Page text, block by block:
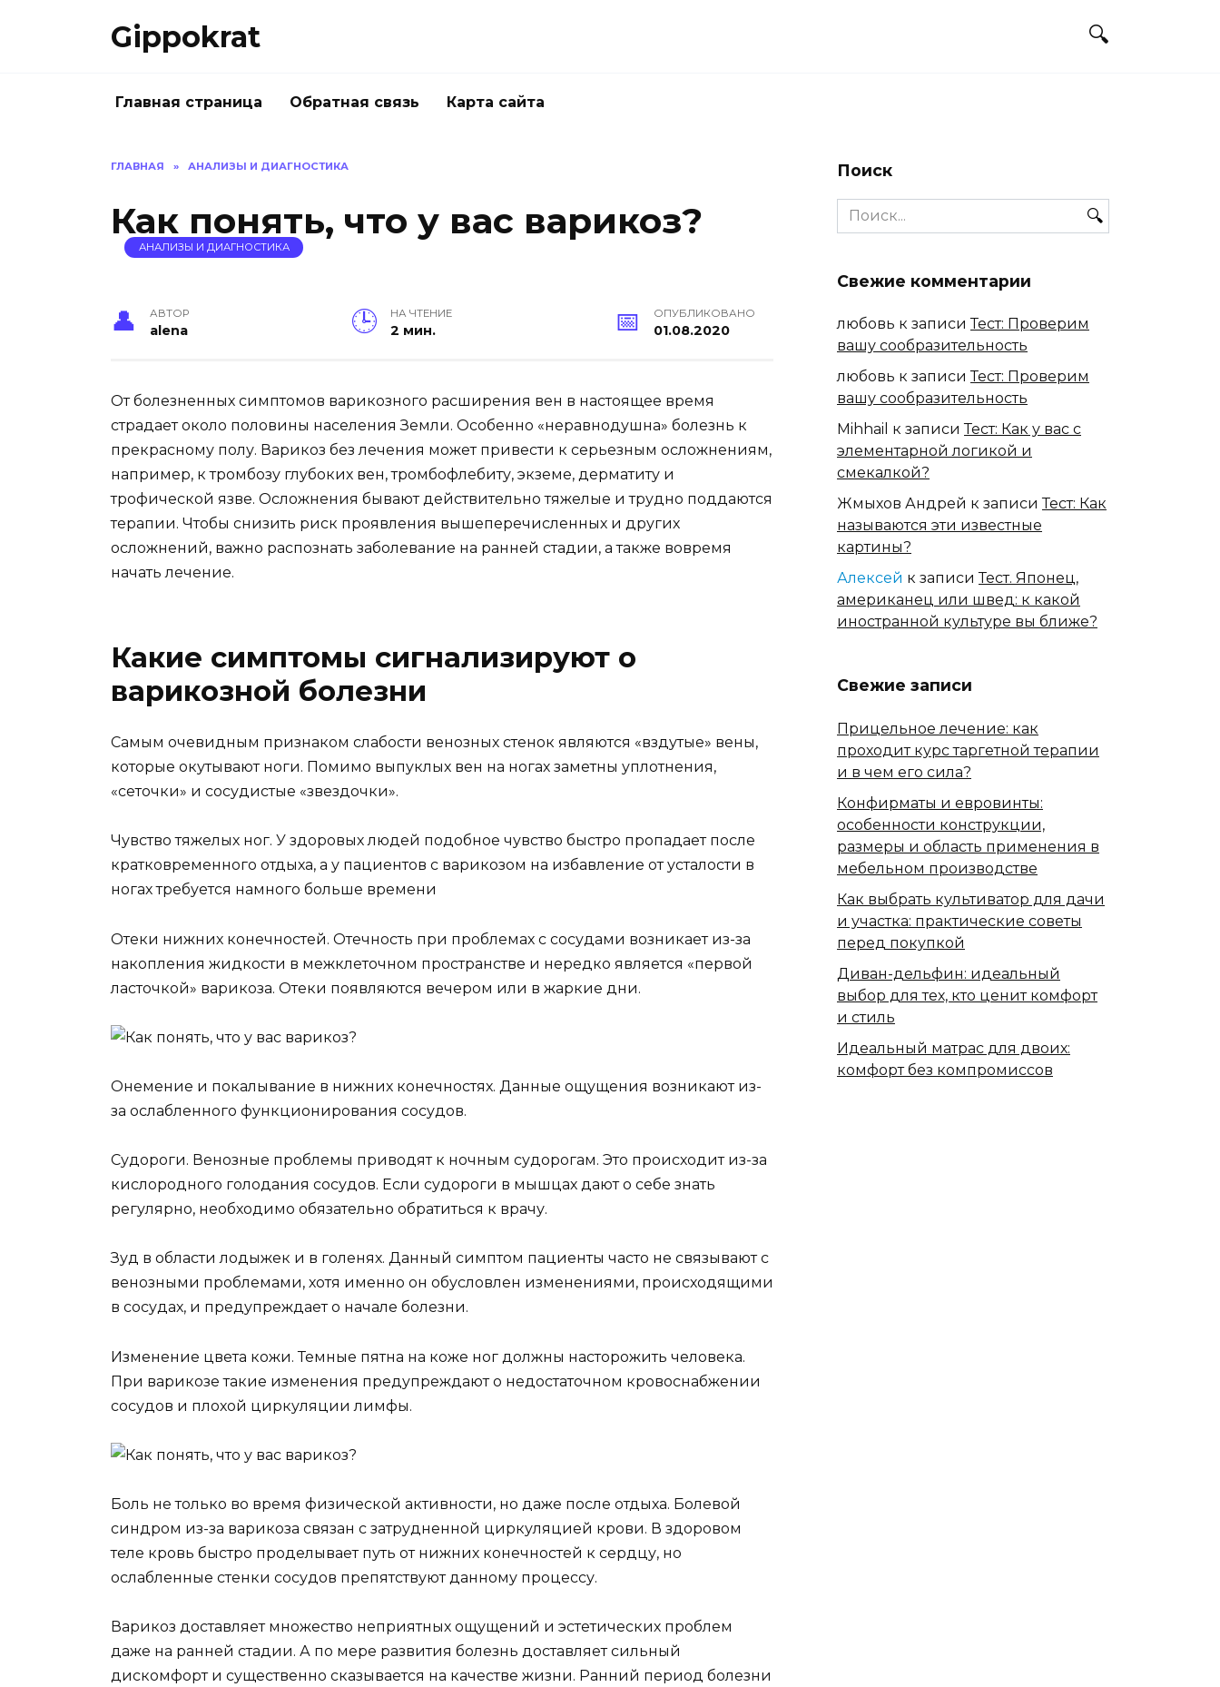
Gippokrat
Главная страница Обратная связь Карта сайта
ГЛАВНАЯ » АНАЛИЗЫ И ДИАГНОСТИКА
Как понять, что у вас варикоз?
АНАЛИЗЫ И ДИАГНОСТИКА
АВТОР
alena
НА ЧТЕНИЕ
2 мин.
ОПУБЛИКОВАНО
01.08.2020
От болезненных симптомов варикозного расширения вен в настоящее время
страдает около половины населения Земли. Особенно «неравнодушна» болезнь к
прекрасному полу. Варикоз без лечения может привести к серьезным осложнениям,
например, к тромбозу глубоких вен, тромбофлебиту, экземе, дерматиту и
трофической язве. Осложнения бывают действительно тяжелые и трудно поддаются
терапии. Чтобы снизить риск проявления вышеперечисленных и других
осложнений, важно распознать заболевание на ранней стадии, а также вовремя
начать лечение.
Какие симптомы сигнализируют о
варикозной болезни
Самым очевидным признаком слабости венозных стенок являются «вздутые» вены,
которые окутывают ноги. Помимо выпуклых вен на ногах заметны уплотнения,
«сеточки» и сосудистые «звездочки».
Чувство тяжелых ног. У здоровых людей подобное чувство быстро пропадает после
кратковременного отдыха, а у пациентов с варикозом на избавление от усталости в
ногах требуется намного больше времени
Отеки нижних конечностей. Отечность при проблемах с сосудами возникает из-за
накопления жидкости в межклеточном пространстве и нередко является «первой
ласточкой» варикоза. Отеки появляются вечером или в жаркие дни.
Онемение и покалывание в нижних конечностях. Данные ощущения возникают из-
за ослабленного функционирования сосудов.
Судороги. Венозные проблемы приводят к ночным судорогам. Это происходит из-за
кислородного голодания сосудов. Если судороги в мышцах дают о себе знать
регулярно, необходимо обязательно обратиться к врачу.
Зуд в области лодыжек и в голенях. Данный симптом пациенты часто не связывают с
венозными проблемами, хотя именно он обусловлен изменениями, происходящими
в сосудах, и предупреждает о начале болезни.
Изменение цвета кожи. Темные пятна на коже ног должны насторожить человека.
При варикозе такие изменения предупреждают о недостаточном кровоснабжении
сосудов и плохой циркуляции лимфы.
Боль не только во время физической активности, но даже после отдыха. Болевой
синдром из-за варикоза связан с затрудненной циркуляцией крови. В здоровом
теле кровь быстро проделывает путь от нижних конечностей к сердцу, но
ослабленные стенки сосудов препятствуют данному процессу.
Варикоз доставляет множество неприятных ощущений и эстетических проблем
даже на ранней стадии. А по мере развития болезнь доставляет сильный
дискомфорт и существенно сказывается на качестве жизни. Ранний период болезни
Поиск
Search
for:
Свежие комментарии
любовь к записиТест: Проверим
вашу сообразительность
любовь к записиТест: Проверим
вашу сообразительность
Mihhail к записиТест: Как у вас с
элементарной логикой и
смекалкой?
Жмыхов Андрей к записиТест: Как
называются эти известные
картины?
Алексей к записиТест. Японец,
американец или швед: к какой
иностранной культуре вы ближе?
Свежие записи
Прицельное лечение: как
проходит курс таргетной терапии
и в чем его сила?
Конфирматы и евровинты:
особенности конструкции,
размеры и область применения в
мебельном производстве
Как выбрать культиватор для дачи
и участка: практические советы
перед покупкой
Диван-дельфин: идеальный
выбор для тех, кто ценит комфорт
и стиль
Идеальный матрас для двоих:
комфорт без компромиссов